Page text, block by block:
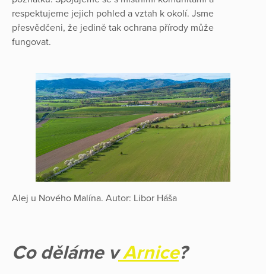
respektujeme jejich pohled a vztah k okolí. Jsme
přesvědčeni, že jedině tak ochrana přírody může
fungovat.
Alej u Nového Malína. Autor: Libor Háša
Co děláme vArnice?